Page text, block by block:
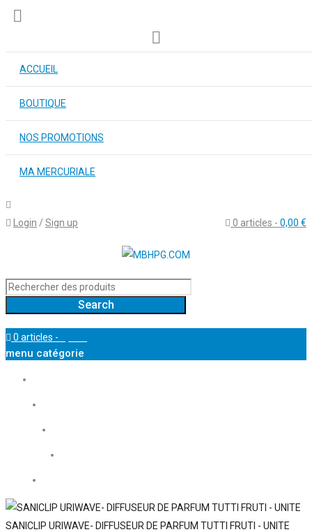
ACCUEIL
BOUTIQUE
NOS PROMOTIONS
MA MERCURIALE
0 articles - 0,00 €
Login / Sign up
0 articles -
menu catégorie
SANICLIP URIWAVE- DIFFUSEUR DE PARFUM TUTTI FRUTI - UNITE